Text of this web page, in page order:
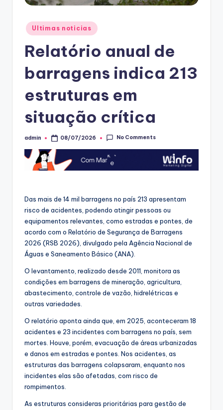
Posted
in
Ultimas noticias
Relatório anual de
barragens indica 213
estruturas em
situação crítica
Posted
admin 08/07/2026 No Comments
Das mais de 14 mil barragens no país 213 apresentam
risco de acidentes, podendo atingir pessoas ou
equipamentos relevantes, como estradas e pontes, de
acordo com o Relatório de Segurança de Barragens
2026 (RSB 2026), divulgado pela Agência Nacional de
Águas e Saneamento Básico (ANA).
O levantamento, realizado desde 2011, monitora as
condições em barragens de mineração, agricultura,
abastecimento, controle de vazão, hidrelétricas e
outras variedades.
O relatório aponta ainda que, em 2025, aconteceram 18
acidentes e 23 incidentes com barragens no país, sem
mortes. Houve, porém, evacuação de áreas urbanizadas
e danos em estradas e pontes. Nos acidentes, as
estruturas das barragens colapsaram, enquanto nos
incidentes elas são afetadas, com risco de
rompimentos.
As estruturas consideras prioritárias para gestão de